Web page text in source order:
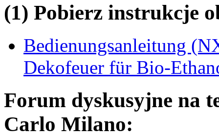
(1) Pobierz instrukcje
Bedienungsanleitung
Dekofeuer für Bio-
Forum dyskusyjne na
Carlo Milano: